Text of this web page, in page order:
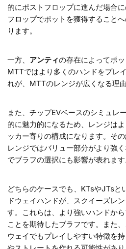
的にポストフロップに進んだ場合
フロップでポットを獲得すること
ります。
一方、 アンティの存在によってポッ
MTTではより多くのハンドをプレ
れが、MTTのレンジが広くなる理由
また、チップEVベースのシミュレ
的に魅力的になるため、レンジは
ッカー寄りの構成になります。そ
レンジではバリュー部分がより強
でブラフの選択にも影響が表れます
どちらのケースでも、KTsやJTsと
ドウェイハンドが、スクイーズレ
す。これらは、より強いハンドか
ことを期待したブラフです。また
ウェイでもプレイしやすい特徴を